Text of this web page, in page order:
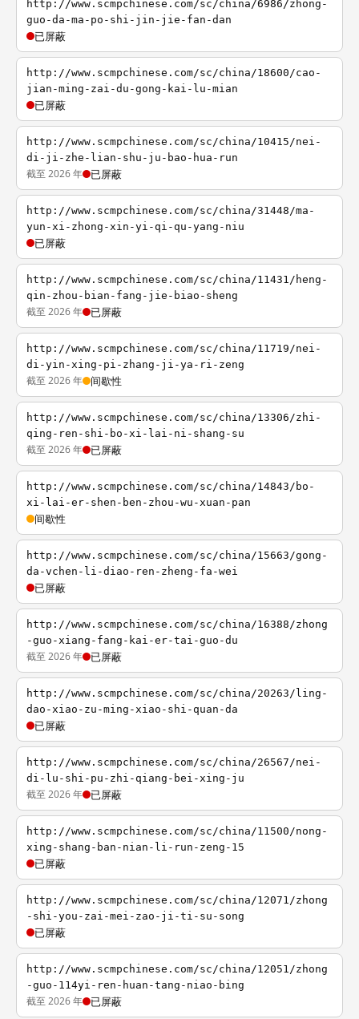
http://www.scmpchinese.com/sc/china/6986/zhong-
guo-da-ma-po-shi-jin-jie-fan-dan
已屏蔽
http://www.scmpchinese.com/sc/china/18600/cao-
jian-ming-zai-du-gong-kai-lu-mian
已屏蔽
http://www.scmpchinese.com/sc/china/10415/nei-
di-ji-zhe-lian-shu-ju-bao-hua-run
截至 2026 年 已屏蔽
http://www.scmpchinese.com/sc/china/31448/ma-
yun-xi-zhong-xin-yi-qi-qu-yang-niu
已屏蔽
http://www.scmpchinese.com/sc/china/11431/heng-
qin-zhou-bian-fang-jie-biao-sheng
截至 2026 年 已屏蔽
http://www.scmpchinese.com/sc/china/11719/nei-
di-yin-xing-pi-zhang-ji-ya-ri-zeng
截至 2026 年 间歇性
http://www.scmpchinese.com/sc/china/13306/zhi-
qing-ren-shi-bo-xi-lai-ni-shang-su
截至 2026 年 已屏蔽
http://www.scmpchinese.com/sc/china/14843/bo-
xi-lai-er-shen-ben-zhou-wu-xuan-pan
间歇性
http://www.scmpchinese.com/sc/china/15663/gong-
da-vchen-li-diao-ren-zheng-fa-wei
已屏蔽
http://www.scmpchinese.com/sc/china/16388/zhong
-guo-xiang-fang-kai-er-tai-guo-du
截至 2026 年 已屏蔽
http://www.scmpchinese.com/sc/china/20263/ling-
dao-xiao-zu-ming-xiao-shi-quan-da
已屏蔽
http://www.scmpchinese.com/sc/china/26567/nei-
di-lu-shi-pu-zhi-qiang-bei-xing-ju
截至 2026 年 已屏蔽
http://www.scmpchinese.com/sc/china/11500/nong-
xing-shang-ban-nian-li-run-zeng-15
已屏蔽
http://www.scmpchinese.com/sc/china/12071/zhong
-shi-you-zai-mei-zao-ji-ti-su-song
已屏蔽
http://www.scmpchinese.com/sc/china/12051/zhong
-guo-114yi-ren-huan-tang-niao-bing
截至 2026 年 已屏蔽